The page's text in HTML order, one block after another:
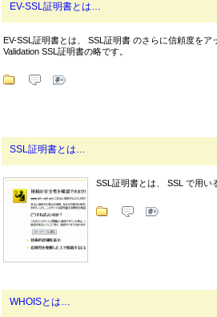
EV-SSL証明書とは…
EV-SSL証明書とは、 SSL証明書 のさらに信頼度を
Validation SSL証明書の略です。
SSL証明書とは…
SSL証明書とは、 SSL で用い
WHOISとは…